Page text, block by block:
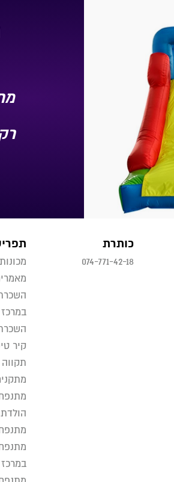
רק ב
כותרת
074-771-42-18
במרכז
קיר
תקווה
הולדת
במרכז